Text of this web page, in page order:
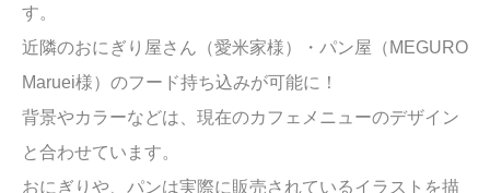
す。
近隣のおにぎり屋さん（愛米家様）・パン屋（MEGURO
Maruei様）のフード持ち込みが可能に！
背景やカラーなどは、現在のカフェメニューのデザイン
と合わせています。
おにぎりや、パンは実際に販売されているイラストを描